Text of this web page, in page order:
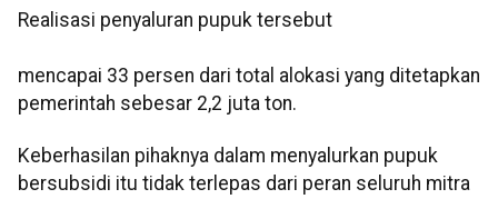
Realisasi penyaluran pupuk tersebut
mencapai 33 persen dari total alokasi yang ditetapkan
pemerintah sebesar 2,2 juta ton.
Keberhasilan pihaknya dalam menyalurkan pupuk
bersubsidi itu tidak terlepas dari peran seluruh mitra